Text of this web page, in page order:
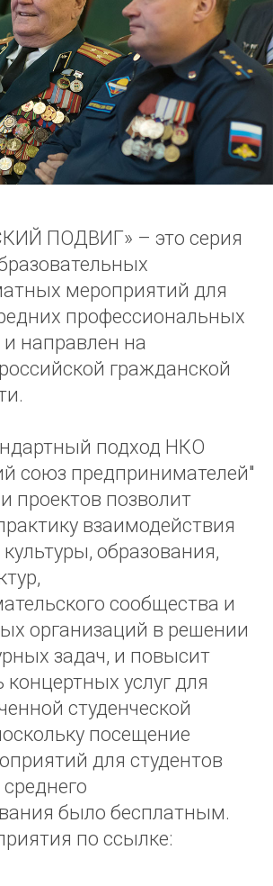
ПОДВИГ» – это серия
мероприятий для
профессиональных
направлен на
гражданской
подход НКО
союз предпринимателей"
проектов позволит
взаимодействия
образования,
сообщества и
организаций в решении
задач, и повысит
концертных услуг для
студенческой
посещение
для студентов
было бесплатным.
по ссылке: